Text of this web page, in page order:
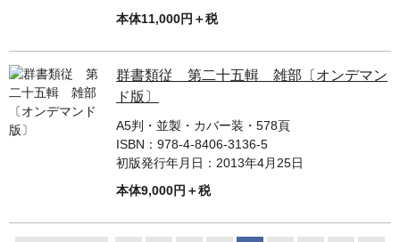
本体11,000円＋税
群書類従 第二十五輯 雑部〔オンデマン
ド版〕
A5判・並製・カバー装・578頁
ISBN： 978-4-8406-3136-5
初版発行年月日： 2013年4月25日
本体9,000円＋税